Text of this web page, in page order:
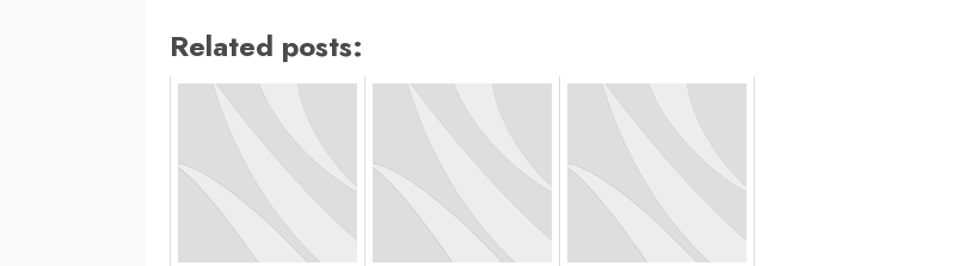
Related posts: